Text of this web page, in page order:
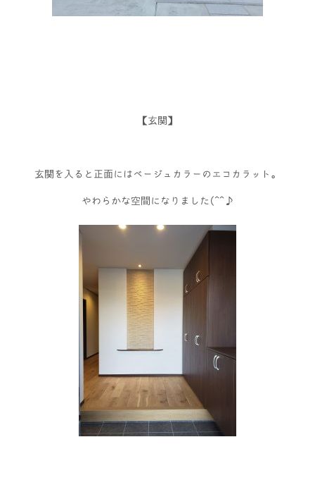
【玄関】
玄関を入ると正面にはベージュカラーのエコカラット。
やわらかな空間になりました(^^♪